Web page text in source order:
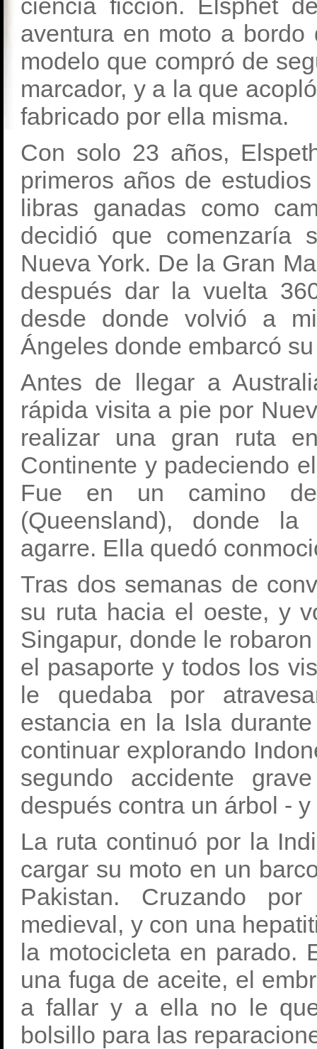
ciencia ficción. Elsphet
aventura en moto a
modelo que compró de
marcador, y a la que
fabricado por ella misma.
Con solo 23 años,
primeros años de
libras ganadas como
decidió que comenzaría
Nueva York. De la Gran
después dar la vuelta
desde donde volvió a
Ángeles donde embarcó
Antes de llegar a
rápida visita a pie por
realizar una gran ruta
Continente y padeciendo
Fue en un camino
(Queensland), donde
agarre. Ella quedó
Tras dos semanas de
su ruta hacia el oeste, y
Singapur, donde le
el pasaporte y todos los
le quedaba por
estancia en la Isla
continuar explorando
segundo accidente
después contra un árbol -
La ruta continuó por la
cargar su moto en un
Pakistan. Cruzando
medieval, y con una
la motocicleta en parado.
una fuga de aceite, el
a fallar y a ella no le
bolsillo para las